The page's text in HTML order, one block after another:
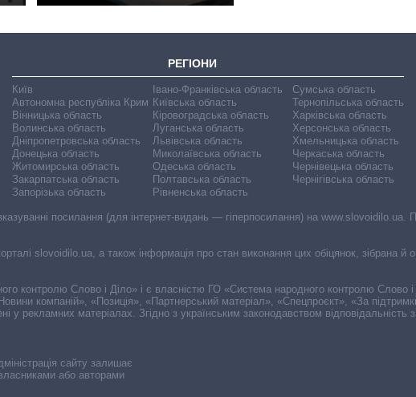
РЕГІОНИ
Київ
Автономна республіка Крим
Вінницька область
Волинська область
Дніпропетровська область
Донецька область
Житомирська область
Закарпатська область
Запорізька область
Івано-Франківська область
Київська область
Кіровоградська область
Луганська область
Львівська область
Миколаївська область
Одеська область
Полтавська область
Рівненська область
Сумська область
Тернопільська область
Харківська область
Херсонська область
Хмельницька область
Черкаська область
Чернівецька область
Чернігівська область
сайту залишає
або авторами
посилання (для інтернет-видань — гіперпосилання) на www.slovoidilo.ua.
slovoidilo.ua, а також інформація про стан виконання цих обіцянок, зібрана
контролю Слово і Діло» і є власністю ГО «Система народного контролю Слово і
компаній», «Позиція», «Партнерський матеріал», «Спецпроєкт», «За
у рекламних матеріалах. Згідно з українським законодавством відповідальність